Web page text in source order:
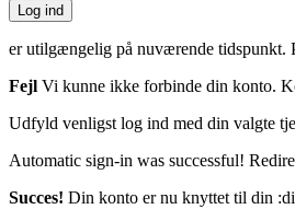
Log ind
er utilgængelig på nuværende tidspunkt.
Fejl Vi kunne ikke forbinde din konto.
Udfyld venligst log ind med din valgte
Automatic sign-in was successful!
Succes! Din konto er nu knyttet til din